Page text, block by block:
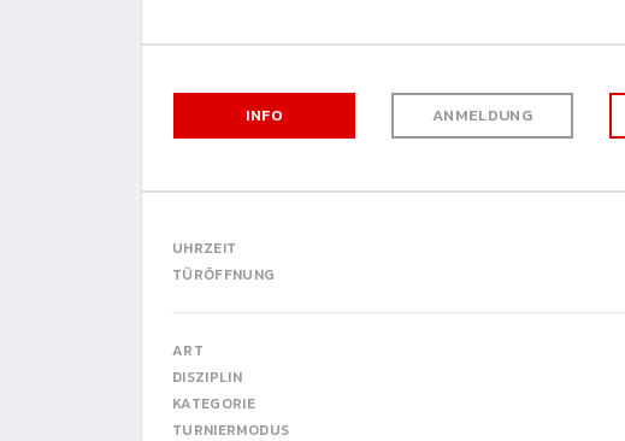
INFO ANMELDUNG
UHRZEIT
TÜRÖFFNUNG
ART
DISZIPLIN
KATEGORIE
TURNIERMODUS